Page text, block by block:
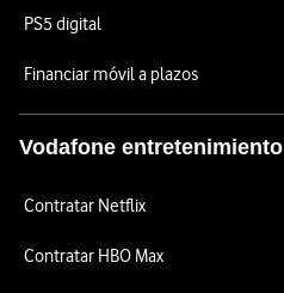
PS5 digital
Financiar móvil a plazos
Vodafone entretenimiento
Contratar Netflix
Contratar HBO Max